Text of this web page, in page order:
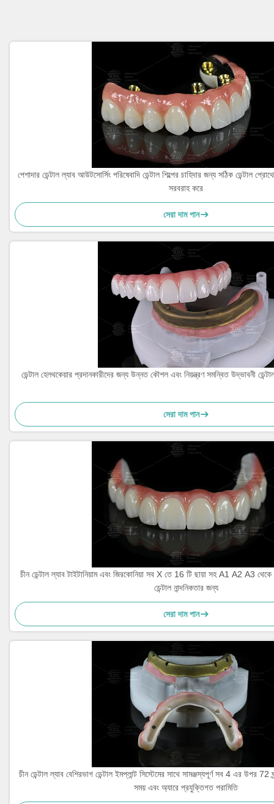
পেশাদার ডেন্টাল ল্যাব আউটসোর্সিং পরিষেবাদি ডেন্টাল শিল্পের চাহিদার জন্য সঠিক ডেন্টাল
সরবরাহ করে
সেরা দাম পান
ডেন্টাল হেলথকেয়ার প্রদানকারীদের জন্য উন্নত কৌশল এবং নিয়ন্ত্রণ সমন্বিত উদ্ভাবনী
সেরা দাম পান
চীন ডেন্টাল ল্যাব টাইটানিয়াম এবং জিরকোনিয়া সব X তে 16 টি ছায়া সহ A1 A2 A3 থেকে
ডেন্টাল নান্দনিকতার জন্য
সেরা দাম পান
চীন ডেন্টাল ল্যাব বেশিরভাগ ডেন্টাল ইমপ্লান্ট সিস্টেমের সাথে সামঞ্জস্যপূর্ণ সব 4 এর উপর 72
সময় এবং অ্যারে প্রযুক্তিগত পরামিতি